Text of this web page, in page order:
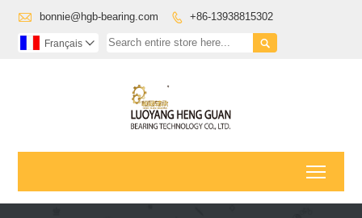
 bonnie@hgb-bearing.com  +86-13938815302

Français 